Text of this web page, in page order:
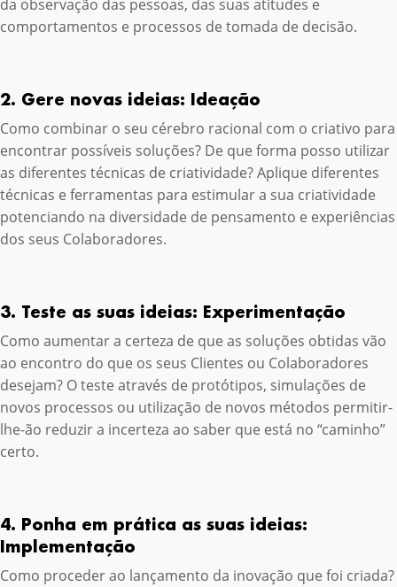
da observação das pessoas, das suas atitudes e
comportamentos e processos de tomada de decisão.
2. Gere novas ideias: Ideação
Como combinar o seu cérebro racional com o criativo para
encontrar possíveis soluções? De que forma posso utilizar
as diferentes técnicas de criatividade? Aplique diferentes
técnicas e ferramentas para estimular a sua criatividade
potenciando na diversidade de pensamento e experiências
dos seus Colaboradores.
3. Teste as suas ideias: Experimentação
Como aumentar a certeza de que as soluções obtidas vão
ao encontro do que os seus Clientes ou Colaboradores
desejam? O teste através de protótipos, simulações de
novos processos ou utilização de novos métodos permitir-
lhe-ão reduzir a incerteza ao saber que está no “caminho”
certo.
4. Ponha em prática as suas ideias:
Implementação
Como proceder ao lançamento da inovação que foi criada?